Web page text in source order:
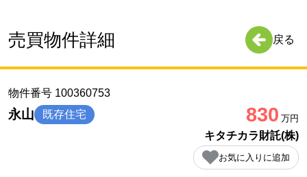
売買物件詳細 戻る
物件番号 100360753
永山 既存住宅 830 万円
キタチカラ財託(株)
お気に入りに追加